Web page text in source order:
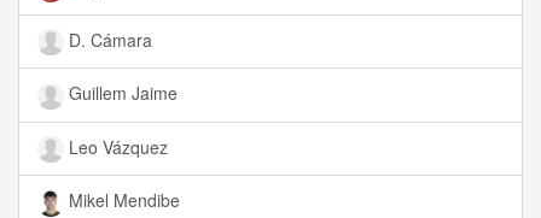
D. Cámara
Guillem Jaime
Leo Vázquez
Mikel Mendibe